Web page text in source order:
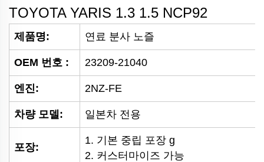
TOYOTA YARIS 1.3 1.5 NCP92
제품명: 연료 분사 노즐
OEM 번호 : 23209-21040
엔진: 2NZ-FE
차량 모델: 일본차 전용
포장:
1. 기본 중립 포장 g
2. 커스터마이즈 가능